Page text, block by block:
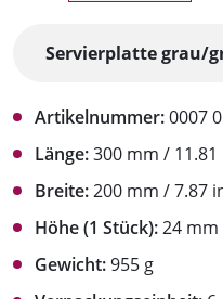
Artikelnummer:0007
Länge:300 mm / 11.81
Breite:200 mm / 7.87
Höhe (1 Stück):24 mm
Gewicht:955 g